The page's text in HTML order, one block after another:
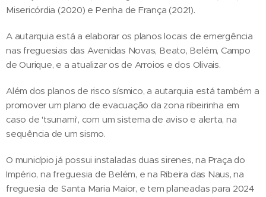
Misericórdia (2020) e Penha de França (2021).
A autarquia está a elaborar os planos locais de emergência
nas freguesias das Avenidas Novas, Beato, Belém, Campo
de Ourique, e a atualizar os de Arroios e dos Olivais.
Além dos planos de risco sísmico, a autarquia está também a
promover um plano de evacuação da zona ribeirinha em
caso de 'tsunami', com um sistema de aviso e alerta, na
sequência de um sismo.
O município já possui instaladas duas sirenes, na Praça do
Império, na freguesia de Belém, e na Ribeira das Naus, na
freguesia de Santa Maria Maior, e tem planeadas para 2024